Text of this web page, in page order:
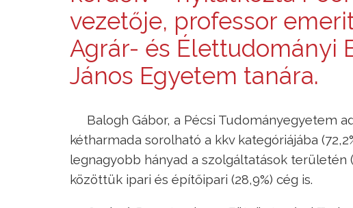
vezetője, professor
Agrár- és Élettudományi
János Egyetem tanára.
Balogh Gábor, a Pécsi Tudományegyetem
kétharmada sorolható a kkv kategóriájába
legnagyobb hányad a szolgáltatások területén
közöttük ipari és építőipari (28,9%) cég is.